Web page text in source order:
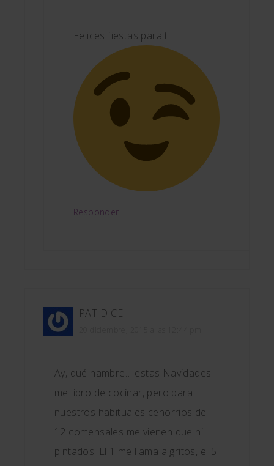
Felices fiestas para ti!
Responder
PAT DICE
Ay, qué hambre… estas Navidades
me libro de cocinar, pero para
nuestros habituales cenorrios de
12 comensales me vienen que ni
pintados. El 1 me llama a gritos, el 5